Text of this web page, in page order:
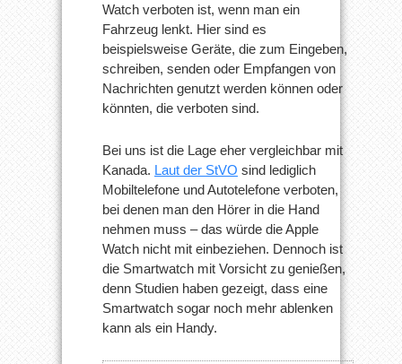
Watch verboten ist, wenn man ein
Fahrzeug lenkt. Hier sind es
beispielsweise Geräte, die zum Eingeben,
schreiben, senden oder Empfangen von
Nachrichten genutzt werden können oder
könnten, die verboten sind.
Bei uns ist die Lage eher vergleichbar mit
Kanada. Laut der StVO sind lediglich
Mobiltelefone und Autotelefone verboten,
bei denen man den Hörer in die Hand
nehmen muss – das würde die Apple
Watch nicht mit einbeziehen. Dennoch ist
die Smartwatch mit Vorsicht zu genießen,
denn Studien haben gezeigt, dass eine
Smartwatch sogar noch mehr ablenken
kann als ein Handy.